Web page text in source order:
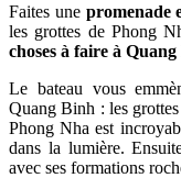
Faites une promenade
les grottes de Phong
choses à faire à
Le bateau vous
Quang Binh : les
Phong Nha est
dans la lumière.
avec ses formations